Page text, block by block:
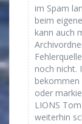
im Spam
beim
kann auch
noch nicht.
bekommen
oder
LIONS
weiterhin